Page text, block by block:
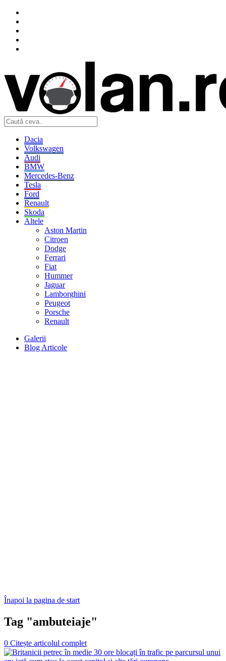
Dacia
Volkswagen
Audi
BMW
Mercedes-Benz
Tesla
Ford
Renault
Skoda
Altele
Aston Martin
Citroen
Dodge
Ferrari
Fiat
Hummer
Jaguar
Lamborghini
Peugeot
Porsche
Renault
Galerii
Blog Articole
Înapoi la pagina de start
Tag "ambuteiaje"
0 Citește articolul complet